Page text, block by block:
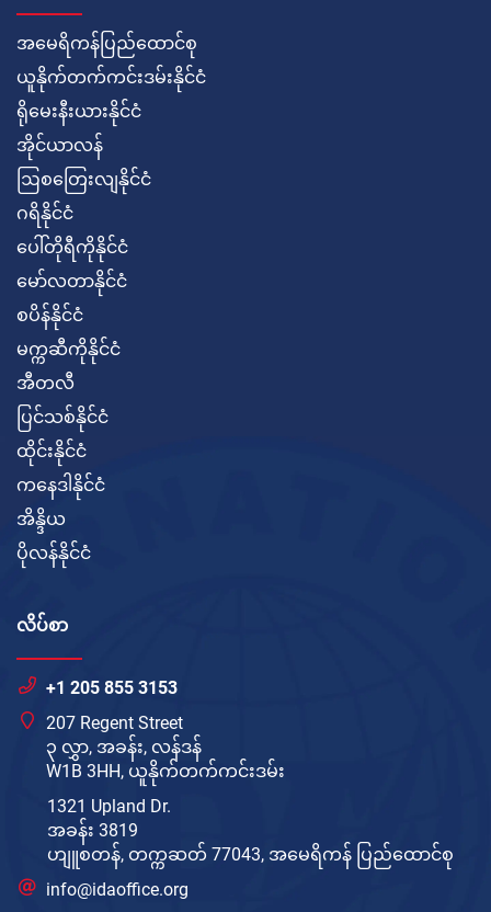
အမေရိကန်ပြည်ထောင်စု
ယူနိုက်တက်ကင်းဒမ်းနိုင်ငံ
ရိုမေးနီးယားနိုင်ငံ
အိုင်ယာလန်
ဩစတြေးလျနိုင်ငံ
ဂရိနိုင်ငံ
ပေါ်တိုရီကိုနိုင်ငံ
မော်လတာနိုင်ငံ
စပိန်နိုင်ငံ
မက္ကဆီကိုနိုင်ငံ
အီတလီ
ပြင်သစ်နိုင်ငံ
ထိုင်းနိုင်ငံ
ကနေဒါနိုင်ငံ
အိန္ဒိယ
ပိုလန်နိုင်ငံ
လိပ်စာ
+1 205 855 3153
207 Regent Street
၃ လွှာ, အခန်း, လန်ဒန်
W1B 3HH, ယူနိုက်တက်ကင်းဒမ်း
1321 Upland Dr.
အခန်း 3819
ဟျူစတန်, တက္ကဆတ် 77043, အမေရိကန် ပြည်ထောင်စု
info@idaoffice.org